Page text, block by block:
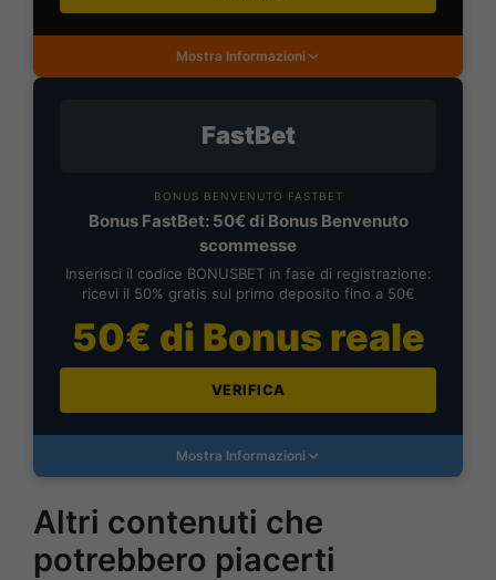
Mostra Informazioni
FastBet
BONUS BENVENUTO FASTBET
Bonus FastBet: 50€ di Bonus Benvenuto
scommesse
Inserisci il codice BONUSBET in fase di registrazione:
ricevi il 50% gratis sul primo deposito fino a 50€
50€ di Bonus reale
VERIFICA
Mostra Informazioni
Altri contenuti che
potrebbero piacerti